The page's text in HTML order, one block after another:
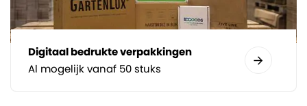
Digitaal bedrukte verpakkingen
Al mogelijk vanaf 50 stuks